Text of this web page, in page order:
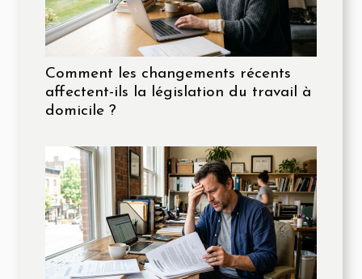
Comment les changements récents
affectent-ils la législation du travail à
domicile ?